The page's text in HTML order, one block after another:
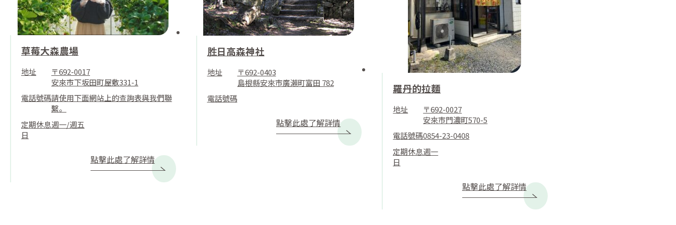
草莓大森農場
地址
〒692-0017
安來市下坂田町屋敷331-1
電話號碼請使用下面網站上的查詢表與我們聯
繫。
定期休息
日
週一/週五
點擊此處了解詳情
胜日高森神社
地址
〒692-0403
島根縣安來市廣瀨町富田 782
電話號碼
點擊此處了解詳情
羅丹的拉麵
地址
〒692-0027
安來市門濃町570-5
電話號碼0854-23-0408
定期休息
日
週一
點擊此處了解詳情